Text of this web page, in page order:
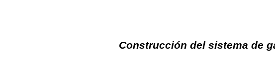
Construcción del sistema de